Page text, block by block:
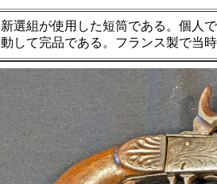
新選組が使用した短筒である。個人
動して完品である。フランス製で当